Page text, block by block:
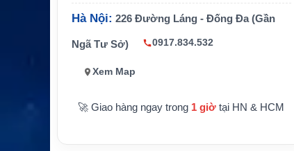
Kích thước, tr
ọng lượng
66 x 138 x 38 mm, khoảng 310g k
èm kẹp lưng và anten
Hà Nội: 226 Đường Láng - Đống Đa (Gần
Ngã Tư Sở) 0917.834.532
Xem Map
🚀 Giao hàng ngay trong 1 giờ tại HN & HCM